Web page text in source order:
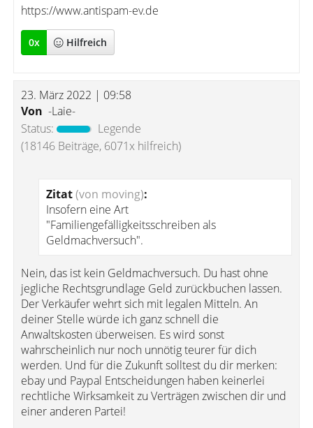
https://www.antispam-ev.de
0x Hilfreich
23. März 2022 | 09:58
Von -Laie-
Status:
Legende
(18146 Beiträge, 6071x hilfreich)
Zitat(von moving):
Insofern eine Art
"Familiengefälligkeitsschreiben als
Geldmachversuch".
Nein, das ist kein Geldmachversuch. Du hast ohne
jegliche Rechtsgrundlage Geld zurückbuchen lassen.
Der Verkäufer wehrt sich mit legalen Mitteln. An
deiner Stelle würde ich ganz schnell die
Anwaltskosten überweisen. Es wird sonst
wahrscheinlich nur noch unnötig teurer für dich
werden. Und für die Zukunft solltest du dir merken:
ebay und Paypal Entscheidungen haben keinerlei
rechtliche Wirksamkeit zu Verträgen zwischen dir und
einer anderen Partei!